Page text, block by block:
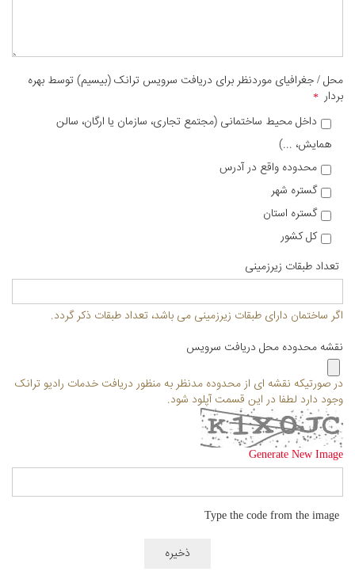
محل / جغرافیای موردنظر برای دریافت سرویس ترانک (بیسیم) توسط بهره
بردار
داخل محیط ساختمانی (مجتمع تجاری، سازمان یا ارگان، سالن
همایش، ...)
محدوده واقع در آدرس
گستره شهر
گستره استان
کل کشور
تعداد طبقات زیرزمینی
اگر ساختمان دارای طبقات زیرزمینی می باشد، تعداد طبقات ذکر گردد.
نقشه محدوده محل دریافت سرویس
در صورتیکه نقشه ای از محدوده مدنظر به منظور دریافت خدمات رادیو ترانک
وجود دارد لطفا در این قسمت آپلود شود.
Generate New Image
Type the code from the image